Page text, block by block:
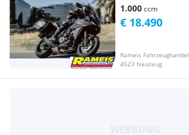
1.000ccm
Rameis Fahrzeughandel
4523 Neuzeug
€ 18.490